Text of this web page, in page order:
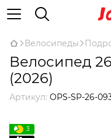
Велосипеды
Велосипед
(2026)
Артикул: OPS-SP-26-
3